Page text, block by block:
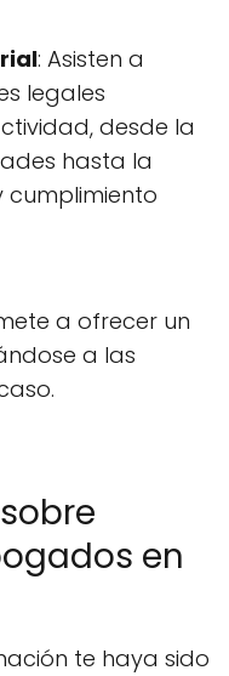
: Asisten a
legales
desde la
hasta la
cumplimiento
a ofrecer un
a las
en
te haya sido